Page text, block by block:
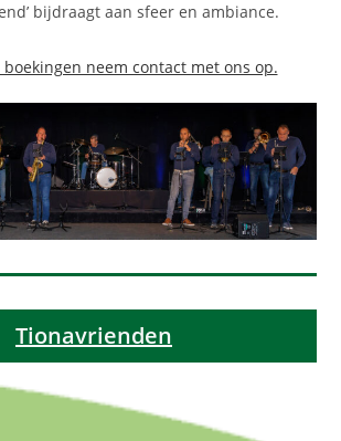
bijdraagt aan sfeer en ambiance.
neem contact met ons op.
Tionavrienden